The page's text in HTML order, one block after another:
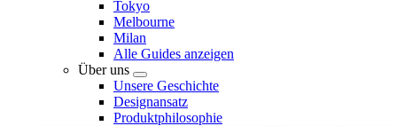
Tokyo
Melbourne
Milan
Alle Guides anzeigen
Über uns
Unsere Geschichte
Designansatz
Produktphilosophie